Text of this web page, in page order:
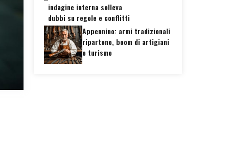
indagine interna solleva
dubbi su regole e conflitti
Appennino: armi tradizionali
ripartono, boom di artigiani
e turismo